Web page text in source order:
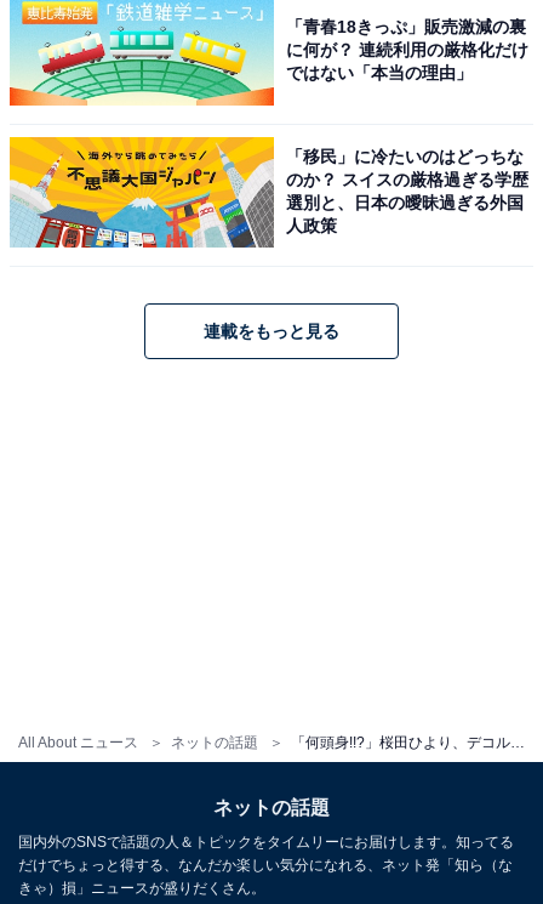
All About ニュース ネットの話題
「青春18きっぷ」販売激減の裏
に何が？ 連続利用の厳格化だけ
ではない「本当の理由」
「移民」に冷たいのはどっちな
のか？ スイスの厳格過ぎる学歴
選別と、日本の曖昧過ぎる外国
人政策
連載をもっと見る
ネットの話題
国内外のSNSで話題の人＆トピックをタイムリーにお届けします。知ってる
だけでちょっと得する、なんだか楽しい気分になれる、ネット発「知ら（な
きゃ）損」ニュースが盛りだくさん。